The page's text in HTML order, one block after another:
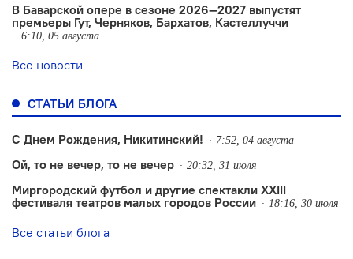
В Баварской опере в сезоне 2026—2027 выпустят
премьеры Гут, Черняков, Бархатов, Кастеллуччи
6:10, 05 августа
Все новости
СТАТЬИ БЛОГА
С Днем Рождения, Никитинский! 7:52, 04 августа
Ой, то не вечер, то не вечер 20:32, 31 июля
Миргородский футбол и другие спектакли XXIII
фестиваля театров малых городов России
18:16, 30 июля
Все статьи блога